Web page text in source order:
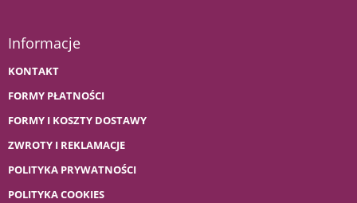
Informacje
KONTAKT
FORMY PŁATNOŚCI
FORMY I KOSZTY DOSTAWY
ZWROTY I REKLAMACJE
POLITYKA PRYWATNOŚCI
POLITYKA COOKIES